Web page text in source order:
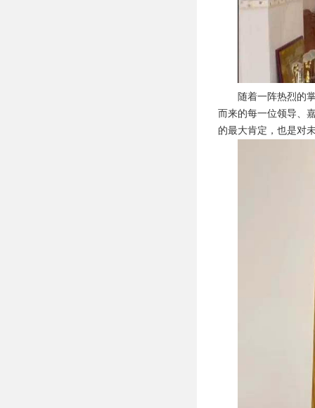
随着一阵热烈的
而来的每一位领导、
的最大肯定，也是对